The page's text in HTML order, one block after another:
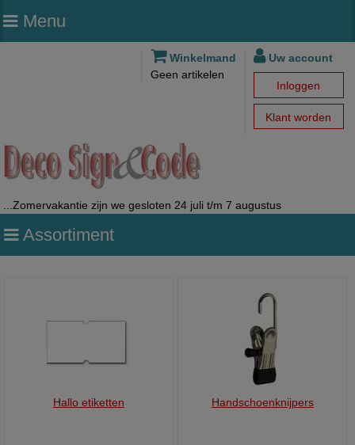
Menu
Winkelmand
Geen artikelen
Uw account
Inloggen
Klant worden
...Zomervakantie zijn we gesloten 24 juli t/m 7 augustus
Assortiment
Hallo etiketten Handschoenknijpers